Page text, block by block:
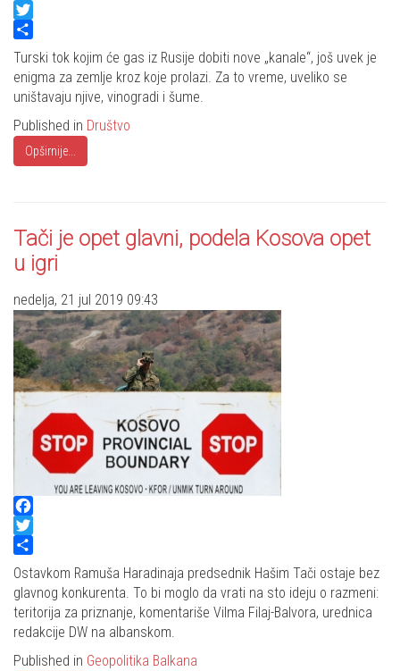
Facebook
Twitter
Share
Turski tok kojim će gas iz Rusije dobiti nove „kanale“, još uvek je
enigma za zemlje kroz koje prolazi. Za to vreme, uveliko se
uništavaju njive, vinogradi i šume.
Published in Društvo
Opširnije...
Tači je opet glavni, podela Kosova opet
u igri
nedelja, 21 jul 2019 09:43
Facebook
Twitter
Share
Ostavkom Ramuša Haradinaja predsednik Hašim Tači ostaje bez
glavnog konkurenta. To bi moglo da vrati na sto ideju o razmeni:
teritorija za priznanje, komentariše Vilma Filaj-Balvora, urednica
redakcije DW na albanskom.
Published in Geopolitika Balkana